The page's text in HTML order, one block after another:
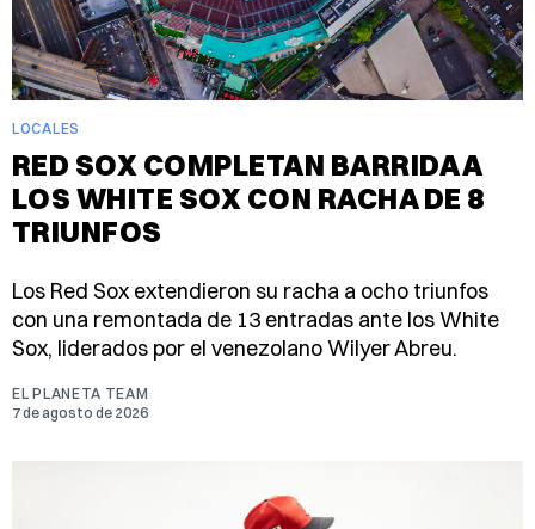
LOCALES
RED SOX COMPLETAN BARRIDA A
LOS WHITE SOX CON RACHA DE 8
TRIUNFOS
Los Red Sox extendieron su racha a ocho triunfos
con una remontada de 13 entradas ante los White
Sox, liderados por el venezolano Wilyer Abreu.
EL PLANETA TEAM
7 de agosto de 2026